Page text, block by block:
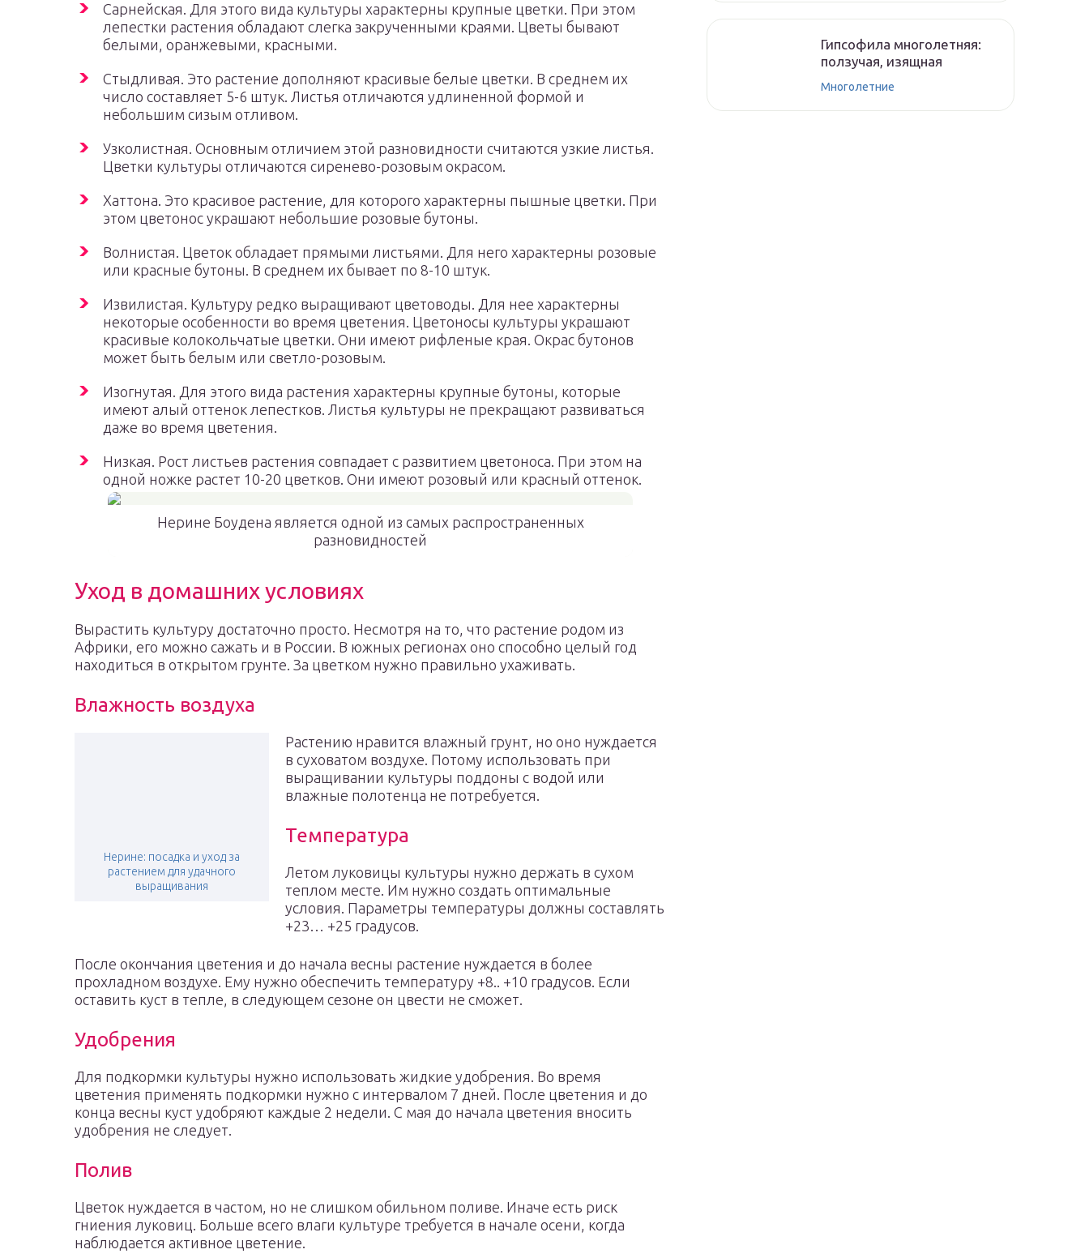
Сарнейская. Для этого вида культуры характерны крупные цветки. При этом
лепестки растения обладают слегка закрученными краями. Цветы бывают
белыми, оранжевыми, красными.
Стыдливая. Это растение дополняют красивые белые цветки. В среднем их
число составляет 5-6 штук. Листья отличаются удлиненной формой и
небольшим сизым отливом.
Узколистная. Основным отличием этой разновидности считаются узкие листья.
Цветки культуры отличаются сиренево-розовым окрасом.
Хаттона. Это красивое растение, для которого характерны пышные цветки. При
этом цветонос украшают небольшие розовые бутоны.
Волнистая. Цветок обладает прямыми листьями. Для него характерны розовые
или красные бутоны. В среднем их бывает по 8-10 штук.
Извилистая. Культуру редко выращивают цветоводы. Для нее характерны
некоторые особенности во время цветения. Цветоносы культуры украшают
красивые колокольчатые цветки. Они имеют рифленые края. Окрас бутонов
может быть белым или светло-розовым.
Изогнутая. Для этого вида растения характерны крупные бутоны, которые
имеют алый оттенок лепестков. Листья культуры не прекращают развиваться
даже во время цветения.
Низкая. Рост листьев растения совпадает с развитием цветоноса. При этом на
одной ножке растет 10-20 цветков. Они имеют розовый или красный оттенок.
Нерине Боудена является одной из самых распространенных
разновидностей
Уход в домашних условиях
Вырастить культуру достаточно просто. Несмотря на то, что растение родом из
Африки, его можно сажать и в России. В южных регионах оно способно целый год
находиться в открытом грунте. За цветком нужно правильно ухаживать.
Влажность воздуха
Нерине: посадка и уход за
растением для удачного
выращивания
Растению нравится влажный грунт, но оно нуждается
в суховатом воздухе. Потому использовать при
выращивании культуры поддоны с водой или
влажные полотенца не потребуется.
Температура
Летом луковицы культуры нужно держать в сухом
теплом месте. Им нужно создать оптимальные
условия. Параметры температуры должны составлять
+23… +25 градусов.
После окончания цветения и до начала весны растение нуждается в более
прохладном воздухе. Ему нужно обеспечить температуру +8.. +10 градусов. Если
оставить куст в тепле, в следующем сезоне он цвести не сможет.
Удобрения
Для подкормки культуры нужно использовать жидкие удобрения. Во время
цветения применять подкормки нужно с интервалом 7 дней. После цветения и до
конца весны куст удобряют каждые 2 недели. С мая до начала цветения вносить
удобрения не следует.
Полив
Цветок нуждается в частом, но не слишком обильном поливе. Иначе есть риск
гниения луковиц. Больше всего влаги культуре требуется в начале осени, когда
наблюдается активное цветение.
Гипсофила многолетняя:
ползучая, изящная
Многолетние